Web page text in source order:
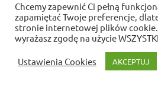
WordPress Theme: Dynamic
Chcemy zapewnić Ci pełną
zapamiętać Twoje preferencje,
stronie internetowej plików cookie.
wyrażasz zgodę na użycie
Ustawienia Cookies AKCEPTUJ